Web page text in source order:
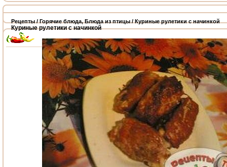
Рецепты/Горячие блюда,Блюда из птицы/ Куриные рулетики с начинкой
Куриные рулетики с начинкой